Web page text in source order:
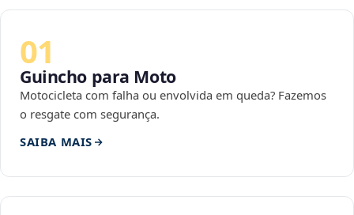
01
Guincho para Moto
Motocicleta com falha ou envolvida em queda? Fazemos
o resgate com segurança.
SAIBA MAIS